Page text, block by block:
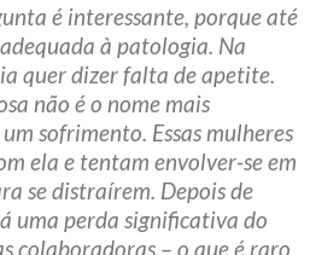
é interessante, porque até
à patologia. Na
quer dizer falta de apetite.
não é o nome mais
sofrimento. Essas mulheres
ela e tentam envolver-se em
se distraírem. Depois de
uma perda significativa do
colaboradoras – o que é raro